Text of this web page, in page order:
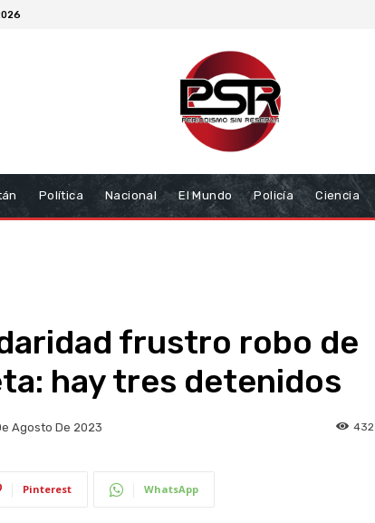
Política Nacional El Mundo Policía Ciencia
frustro robo de
hay tres detenidos
Agosto De 2023 432
Pinterest WhatsApp